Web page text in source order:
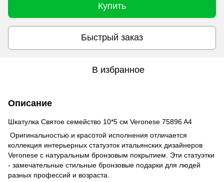
Купить
Быстрый заказ
В избранное
Описание
Шкатулка Святое семейство 10*5 см Veronese 75896 A4
Оригинальностью и красотой исполнения отличается
коллекция интерьерных статуэток итальянских дизайнеров
Veronese с натуральным бронзовым покрытием. Эти статуэтки
- замечательные стильные бронзовые подарки для людей
разных профессий и возраста.